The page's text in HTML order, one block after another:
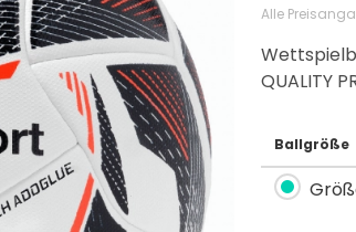
Alle
QUALITY
Ballgröße